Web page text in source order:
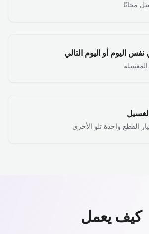
مجانًا
اليوم أو اليوم التالي
القطع واحدة تلو الأخرى
كيف يعمل